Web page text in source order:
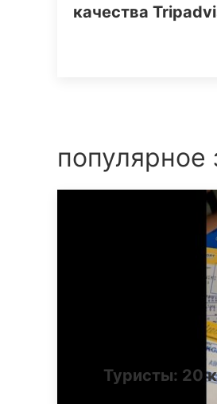
качества
популярное
Туристы: 20